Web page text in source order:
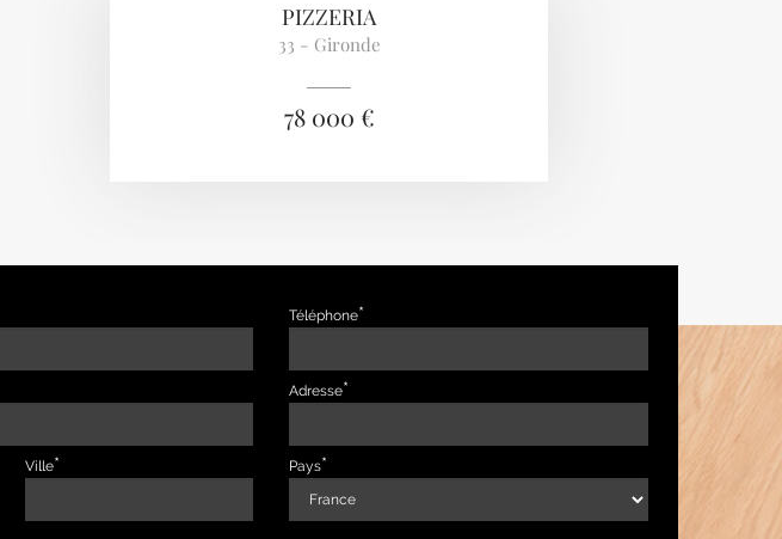
PIZZERIA
33 - Gironde
78 000 €
Téléphone
Adresse
Ville Pays